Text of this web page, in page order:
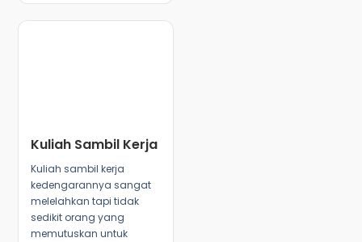
Kuliah Sambil Kerja
Kuliah sambil kerja
kedengarannya sangat
melelahkan tapi tidak
sedikit orang yang
memutuskan untuk